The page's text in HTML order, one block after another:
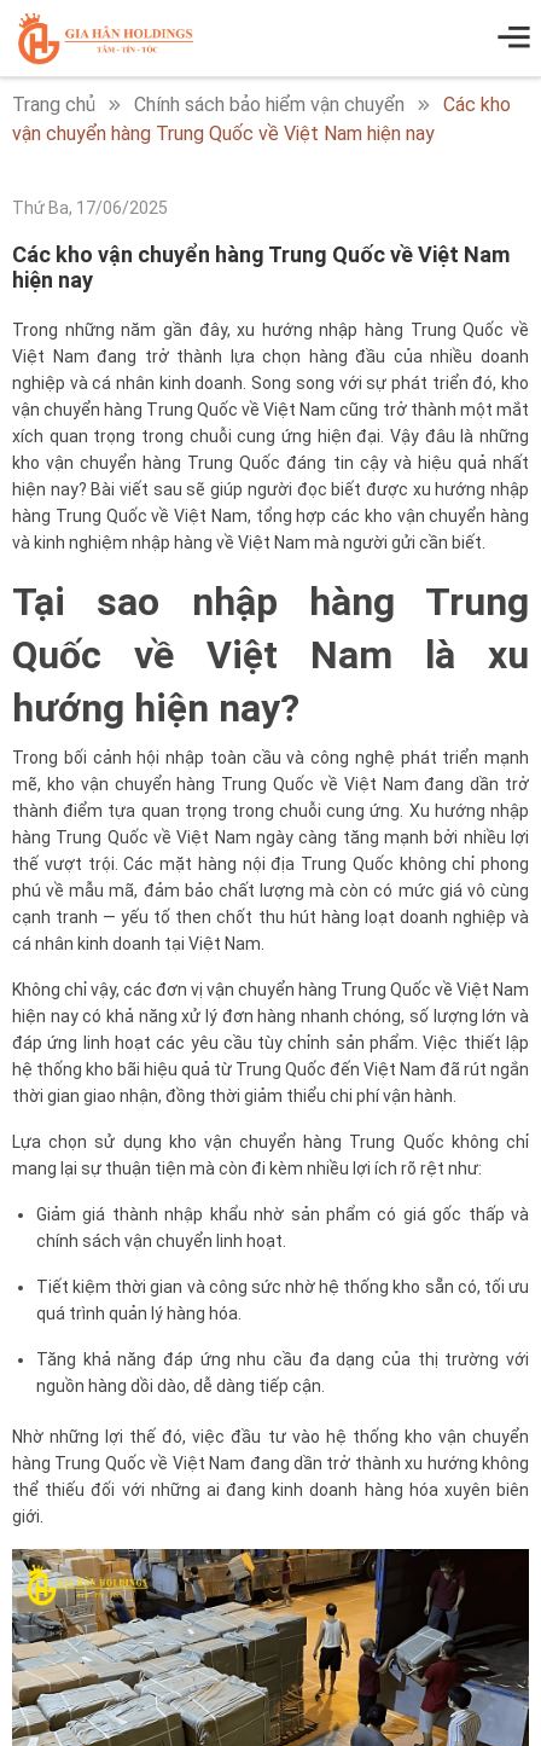
Trang chủ Chính sách bảo hiểm vận chuyển
Các kho
vận chuyển hàng Trung Quốc về Việt Nam hiện nay
Thứ Ba, 17/06/2025
Các kho vận chuyển hàng Trung Quốc về Việt Nam
hiện nay
Trong những năm gần đây, xu hướng nhập hàng Trung Quốc về
Việt Nam đang trở thành lựa chọn hàng đầu của nhiều doanh
nghiệp và cá nhân kinh doanh. Song song với sự phát triển đó, kho
vận chuyển hàng Trung Quốc về Việt Nam cũng trở thành một mắt
xích quan trọng trong chuỗi cung ứng hiện đại. Vậy đâu là những
kho vận chuyển hàng Trung Quốc đáng tin cậy và hiệu quả nhất
hiện nay? Bài viết sau sẽ giúp người đọc biết được xu hướng nhập
hàng Trung Quốc về Việt Nam, tổng hợp các kho vận chuyển hàng
và kinh nghiệm nhập hàng về Việt Nam mà người gửi cần biết.
Tại sao nhập hàng Trung
Quốc về Việt Nam là xu
hướng hiện nay?
Trong bối cảnh hội nhập toàn cầu và công nghệ phát triển mạnh
mẽ, kho vận chuyển hàng Trung Quốc về Việt Nam đang dần trở
thành điểm tựa quan trọng trong chuỗi cung ứng. Xu hướng nhập
hàng Trung Quốc về Việt Nam ngày càng tăng mạnh bởi nhiều lợi
thế vượt trội. Các mặt hàng nội địa Trung Quốc không chỉ phong
phú về mẫu mã, đảm bảo chất lượng mà còn có mức giá vô cùng
cạnh tranh — yếu tố then chốt thu hút hàng loạt doanh nghiệp và
cá nhân kinh doanh tại Việt Nam.
Không chỉ vậy, các đơn vị vận chuyển hàng Trung Quốc về Việt Nam
hiện nay có khả năng xử lý đơn hàng nhanh chóng, số lượng lớn và
đáp ứng linh hoạt các yêu cầu tùy chỉnh sản phẩm. Việc thiết lập
hệ thống kho bãi hiệu quả từ Trung Quốc đến Việt Nam đã rút ngắn
thời gian giao nhận, đồng thời giảm thiểu chi phí vận hành.
Lựa chọn sử dụng kho vận chuyển hàng Trung Quốc không chỉ
mang lại sự thuận tiện mà còn đi kèm nhiều lợi ích rõ rệt như:
Giảm giá thành nhập khẩu nhờ sản phẩm có giá gốc thấp và
chính sách vận chuyển linh hoạt.
Tiết kiệm thời gian và công sức nhờ hệ thống kho sẵn có, tối ưu
quá trình quản lý hàng hóa.
Tăng khả năng đáp ứng nhu cầu đa dạng của thị trường với
nguồn hàng dồi dào, dễ dàng tiếp cận.
Nhờ những lợi thế đó, việc đầu tư vào hệ thống kho vận chuyển
hàng Trung Quốc về Việt Nam đang dần trở thành xu hướng không
thể thiếu đối với những ai đang kinh doanh hàng hóa xuyên biên
giới.